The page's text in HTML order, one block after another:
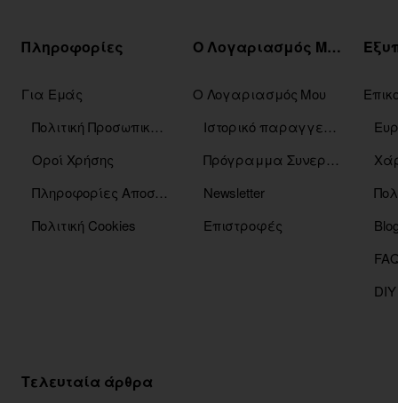
Πληροφορίες
Για Εμάς
Πολιτική Προσωπικών Δεδομένων
Οροί Χρήσης
Πληροφορίες Αποστόλης
Πολιτική Cookies
Ο Λογαριασμός Μου
Ο Λογαριασμός Μου
Ιστορικό παραγγελιών
Πρόγραμμα Συνεργατών
Newsletter
Επιστροφές
Τελευταία άρθρα